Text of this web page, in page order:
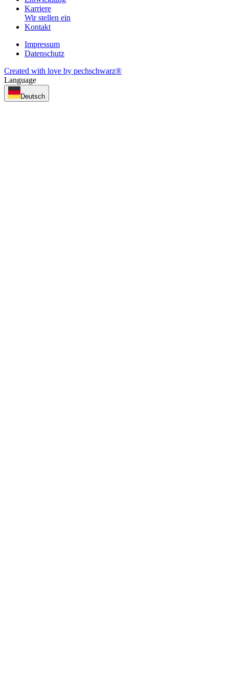
Karriere
Wir stellen ein
Kontakt
Impressum
Datenschutz
Created with love by pechschwarz®
Language
Deutsch